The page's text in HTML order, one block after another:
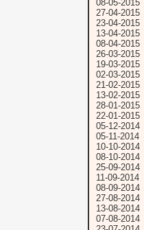
08-05-2015
27-04-2015
23-04-2015
13-04-2015
08-04-2015
26-03-2015
19-03-2015
02-03-2015
21-02-2015
13-02-2015
28-01-2015
22-01-2015
05-12-2014
05-11-2014
10-10-2014
08-10-2014
25-09-2014
11-09-2014
08-09-2014
27-08-2014
13-08-2014
07-08-2014